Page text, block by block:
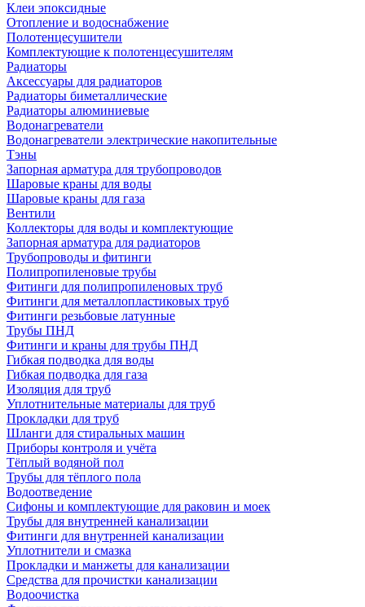
Клеи эпоксидные
Отопление и водоснабжение
Полотенцесушители
Комплектующие к полотенцесушителям
Радиаторы
Аксессуары для радиаторов
Радиаторы биметаллические
Радиаторы алюминиевые
Водонагреватели
Водонагреватели электрические накопительные
Тэны
Запорная арматура для трубопроводов
Шаровые краны для воды
Шаровые краны для газа
Вентили
Коллекторы для воды и комплектующие
Запорная арматура для радиаторов
Трубопроводы и фитинги
Полипропиленовые трубы
Фитинги для полипропиленовых труб
Фитинги для металлопластиковых труб
Фитинги резьбовые латунные
Трубы ПНД
Фитинги и краны для трубы ПНД
Гибкая подводка для воды
Гибкая подводка для газа
Изоляция для труб
Уплотнительные материалы для труб
Прокладки для труб
Шланги для стиральных машин
Приборы контроля и учёта
Тёплый водяной пол
Трубы для тёплого пола
Водоотведение
Сифоны и комплектующие для раковин и моек
Трубы для внутренней канализации
Фитинги для внутренней канализации
Уплотнители и смазка
Прокладки и манжеты для канализации
Средства для прочистки канализации
Водоочистка